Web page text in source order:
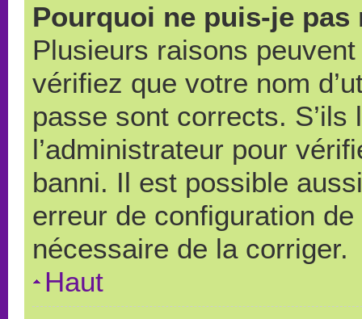
Pourquoi ne puis-je pas
Plusieurs raisons
vérifiez que votre nom
passe sont corrects.
l’administrateur pour
banni. Il est possible
erreur de configuration
nécessaire de la corriger.
Haut